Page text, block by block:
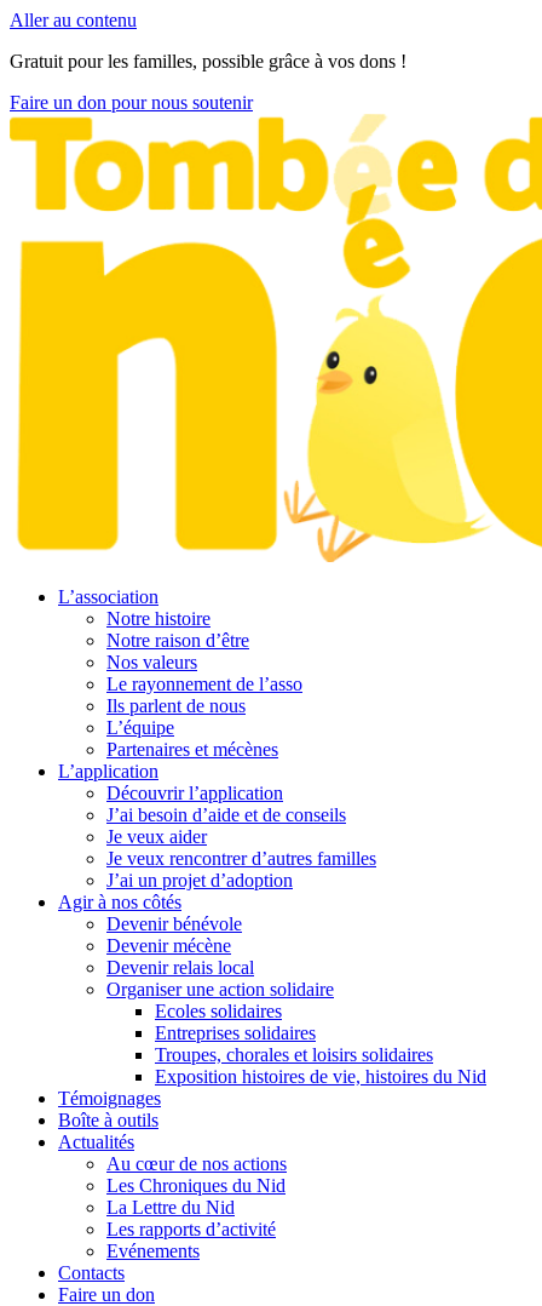
Aller au contenu
Gratuit pour les familles, possible grâce à vos dons !
Faire un don pour nous soutenir
L’association
Notre histoire
Notre raison d’être
Nos valeurs
Le rayonnement de l’asso
Ils parlent de nous
L’équipe
Partenaires et mécènes
L’application
Découvrir l’application
J’ai besoin d’aide et de conseils
Je veux aider
Je veux rencontrer d’autres familles
J’ai un projet d’adoption
Agir à nos côtés
Devenir bénévole
Devenir mécène
Devenir relais local
Organiser une action solidaire
Ecoles solidaires
Entreprises solidaires
Troupes, chorales et loisirs solidaires
Exposition histoires de vie, histoires du Nid
Témoignages
Boîte à outils
Actualités
Au cœur de nos actions
Les Chroniques du Nid
La Lettre du Nid
Les rapports d’activité
Evénements
Contacts
Faire un don